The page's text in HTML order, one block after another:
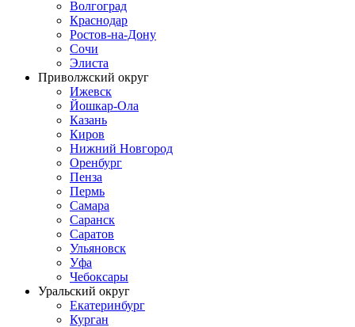
Волгоград
Краснодар
Ростов-на-Дону
Сочи
Элиста
Приволжский округ
Ижевск
Йошкар-Ола
Казань
Киров
Нижний Новгород
Оренбург
Пенза
Пермь
Самара
Саранск
Саратов
Ульяновск
Уфа
Чебоксары
Уральский округ
Екатеринбург
Курган